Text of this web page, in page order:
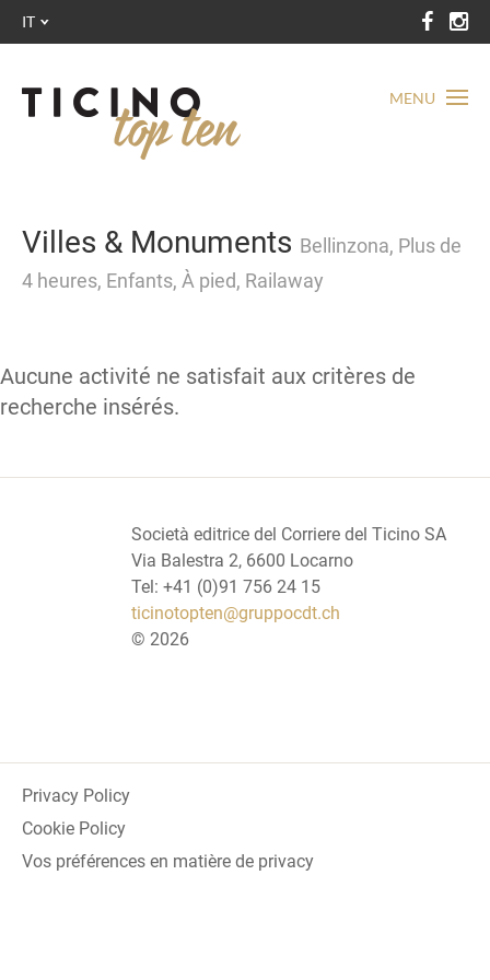
MENU
IT
Villes & Monuments Bellinzona, Plus de
4 heures, Enfants, À pied, Railaway
Aucune activité ne satisfait aux critères de
recherche insérés.
Società editrice del Corriere del Ticino SA
Via Balestra 2, 6600 Locarno
Tel: +41 (0)91 756 24 15
ticinotopten@gruppocdt.ch
© 2026
Privacy Policy
Cookie Policy
Vos préférences en matière de privacy